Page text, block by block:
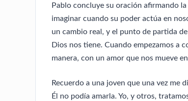
Pablo concluye su oración afirmando
imaginar cuando su poder actúa en
un cambio real, y el punto de partida
Dios nos tiene. Cuando empezamos a
manera, con un amor que nos mueve
Recuerdo a una joven que una vez me
Él no podía amarla. Yo, y otros,